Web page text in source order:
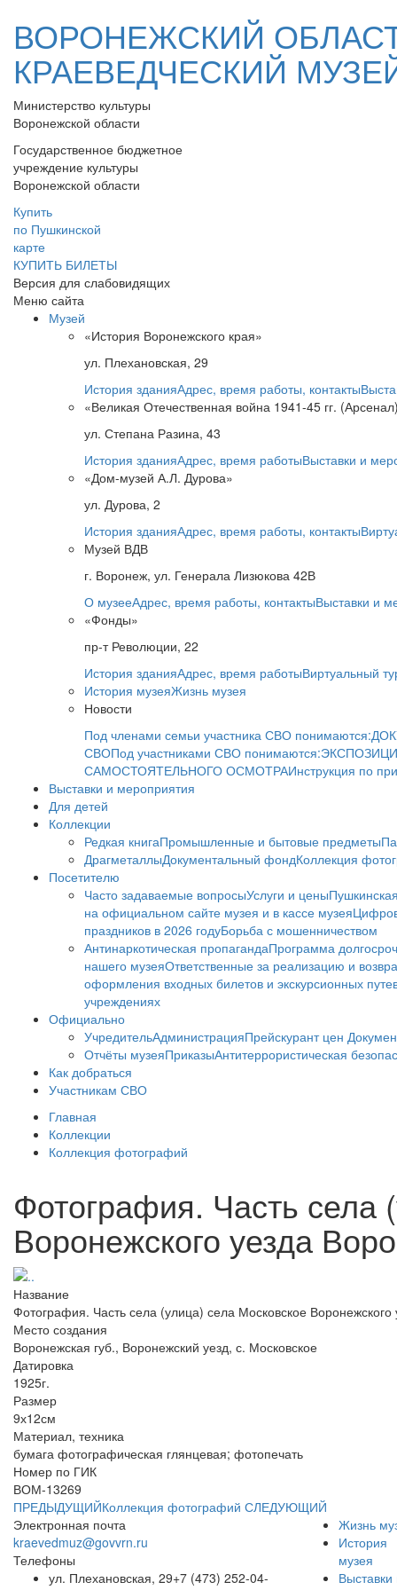
ВОРОНЕЖСКИЙ
КРАЕВЕДЧЕСКИЙ
Министерство культуры
Воронежской области
Государственное бюджетное
учреждение культуры
Воронежской области
Купить
по Пушкинской
карте
КУПИТЬ БИЛЕТЫ
Версия для слабовидящих
Меню сайта
Музей
«История Воронежского края»
ул. Плехановская, 29
История зданияАдрес, время работы, контакты
«Великая Отечественная война 1941-45 гг.
ул. Степана Разина, 43
История зданияАдрес, время работыВыставки и
«Дом-музей А.Л. Дурова»
ул. Дурова, 2
История зданияАдрес, время работы, контакты
Музей ВДВ
г. Воронеж, ул. Генерала Лизюкова 42В
О музееАдрес, время работы, контактыВыставки и
«Фонды»
пр-т Революции, 22
История зданияАдрес, время работыВиртуальный
История музеяЖизнь музея
Новости
Под членами семьи участника СВО понимаются:
СВОПод участниками СВО понимаются:
САМОСТОЯТЕЛЬНОГО ОСМОТРАИнструкция по
Выставки и мероприятия
Для детей
Коллекции
Редкая книгаПромышленные и бытовые предметы
ДрагметаллыДокументальный фондКоллекция
Посетителю
Часто задаваемые вопросыУслуги и цены
на официальном сайте музея и в кассе музея
праздников в 2026 годуБорьба с мошенничеством
Антинаркотическая пропагандаПрограмма
нашего музеяОтветственные за реализацию и
оформления входных билетов и экскурсионных
учреждениях
Официально
УчредительАдминистрацияПрейскурант цен
Отчёты музеяПриказыАнтитеррористическая
Как добраться
Участникам СВО
Главная
Коллекции
Коллекция фотографий
Фотография. Часть села
Воронежского уезда
Название
Фотография. Часть села (улица) села Московское
Место создания
Воронежская губ., Воронежский уезд, с. Московское
Датировка
1925г.
Размер
9х12см
Материал, техника
бумага фотографическая глянцевая; фотопечать
Номер по ГИК
ВОМ-13269
ПРЕДЫДУЩИЙКоллекция фотографий СЛЕДУЮЩИЙ
Электронная почта
kraevedmuz@govvrn.ru
Телефоны
ул. Плехановская, 29+7 (473) 252-04-
Жизнь
История
музея
Выставки